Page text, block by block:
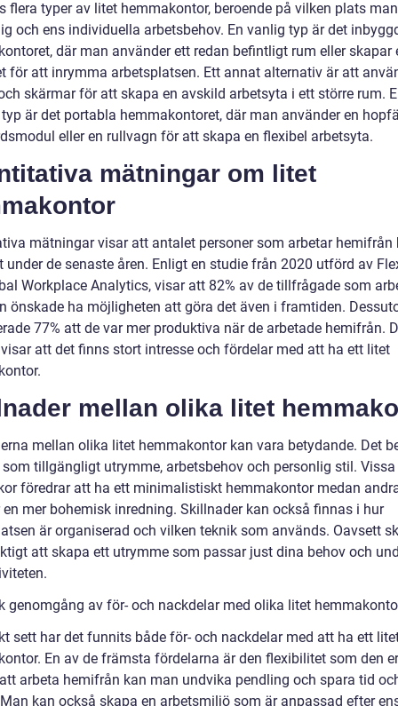
flera typer av litet hemmakontor, beroende på vilken plats
och ens individuella arbetsbehov. En vanlig typ är det
där man använder ett redan befintligt rum eller skapar
för att inrymma arbetsplatsen. Ett annat alternativ är att
skärmar för att skapa en avskild arbetsyta i ett större rum.
är det portabla hemmakontoret, där man använder en
eller en rullvagn för att skapa en flexibel arbetsyta.
mätningar om litet
mätningar visar att antalet personer som arbetar hemifrån
under de senaste åren. Enligt en studie från 2020 utförd av
Workplace Analytics, visar att 82% av de tillfrågade som
önskade ha möjligheten att göra det även i framtiden.
77% att de var mer produktiva när de arbetade hemifrån.
att det finns stort intresse och fördelar med att ha ett litet
mellan olika litet
mellan olika litet hemmakontor kan vara betydande. Det
tillgängligt utrymme, arbetsbehov och personlig stil. Vissa
föredrar att ha ett minimalistiskt hemmakontor medan
mer bohemisk inredning. Skillnader kan också finnas i hur
är organiserad och vilken teknik som används. Oavsett
att skapa ett utrymme som passar just dina behov och
genomgång av för- och nackdelar med olika litet
sett har det funnits både för- och nackdelar med att ha ett
En av de främsta fördelarna är den flexibilitet som den
arbeta hemifrån kan man undvika pendling och spara tid
kan också skapa en arbetsmiljö som är anpassad efter